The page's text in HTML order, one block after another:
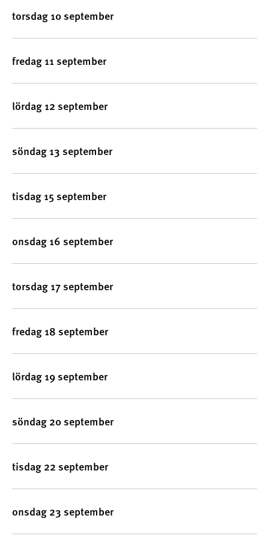
torsdag 10 september
fredag 11 september
lördag 12 september
söndag 13 september
tisdag 15 september
onsdag 16 september
torsdag 17 september
fredag 18 september
lördag 19 september
söndag 20 september
tisdag 22 september
onsdag 23 september